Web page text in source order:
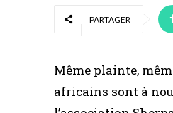
PARTAGER
Même plainte,
africains sont à